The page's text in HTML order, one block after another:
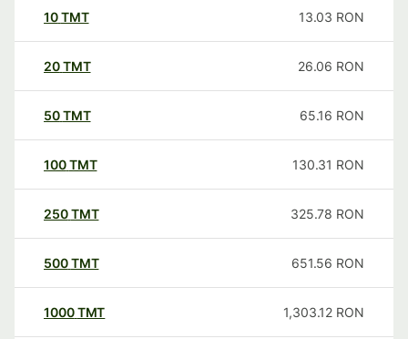
10TMT 13.03 RON
20TMT 26.06 RON
50TMT 65.16 RON
100TMT 130.31 RON
250TMT 325.78 RON
500TMT 651.56 RON
1000TMT 1,303.12 RON